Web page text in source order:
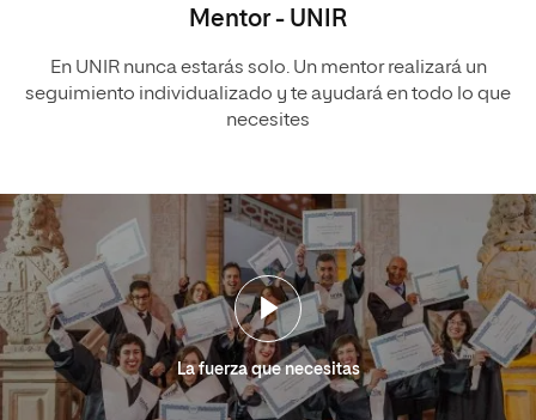
Mentor - UNIR
En UNIR nunca estarás solo. Un mentor realizará un
seguimiento individualizado y te ayudará en todo lo que
necesites
La fuerza que necesitas